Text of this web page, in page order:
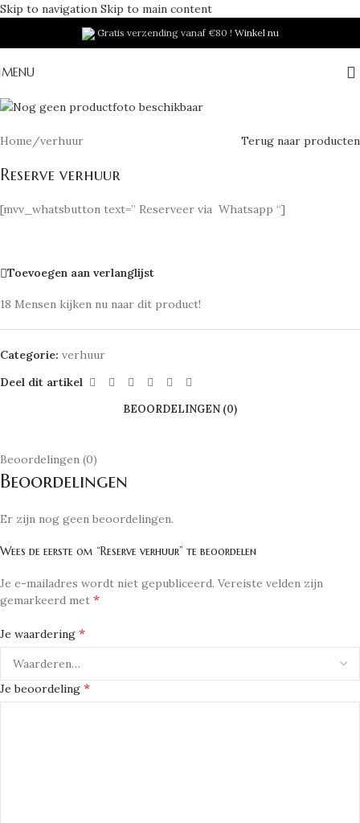
Skip to navigation Skip to main content
Gratis verzending vanaf €80 ! Winkel nu
MENU
Home /verhuur Terug naar producten
Reserve verhuur
[mvv_whatsbutton text=” Reserveer via Whatsapp “]
Toevoegen aan verlanglijst
18 Mensen kijken nu naar dit product!
Categorie: verhuur
Deel dit artikel
BEOORDELINGEN (0)
Beoordelingen (0)
Beoordelingen
Er zijn nog geen beoordelingen.
Wees de eerste om “Reserve verhuur” te beoordelen
Je e-mailadres wordt niet gepubliceerd. Vereiste velden zijn
gemarkeerd met *
Je waardering *
Je beoordeling *